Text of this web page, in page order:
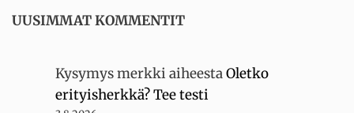
UUSIMMAT KOMMENTIT
Kysymys merkki aiheestaOletko
erityisherkkä? Tee testi